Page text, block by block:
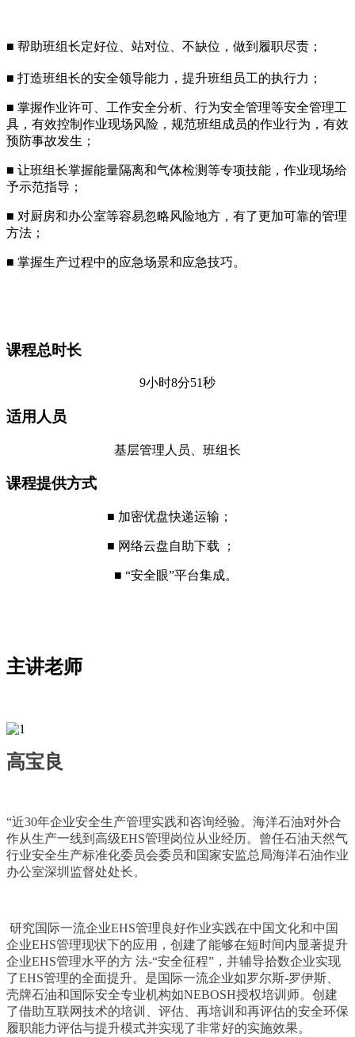
■ 帮助班组长定好位、站对位、不缺位，做到履职尽责；
■ 打造班组长的安全领导能力，提升班组员工的执行力；
■ 掌握作业许可、工作安全分析、行为安全管理等安全管理工
具，有效控制作业现场风险，规范班组成员的作业行为，有效
预防事故发生；
■ 让班组长掌握能量隔离和气体检测等专项技能，作业现场给
予示范指导；
■ 对厨房和办公室等容易忽略风险地方，有了更加可靠的管理
方法；
■ 掌握生产过程中的应急场景和应急技巧。
课程总时长
9小时8分51秒
适用人员
基层管理人员、班组长
课程提供方式
■ 加密优盘快递运输；
■ 网络云盘自助下载 ；
■ “安全眼”平台集成。
主讲老师
高宝良
“近30年企业安全生产管理实践和咨询经验。海洋石油对外合
作从生产一线到高级EHS管理岗位从业经历。曾任石油天然气
行业安全生产标准化委员会委员和国家安监总局海洋石油作业
办公室深圳监督处处长。
研究国际一流企业EHS管理良好作业实践在中国文化和中国
企业EHS管理现状下的应用，创建了能够在短时间内显著提升
企业EHS管理水平的方 法-“安全征程”，并辅导拾数企业实现
了EHS管理的全面提升。是国际一流企业如罗尔斯-罗伊斯、
壳牌石油和国际安全专业机构如NEBOSH授权培训师。创建
了借助互联网技术的培训、评估、再培训和再评估的安全环保
履职能力评估与提升模式并实现了非常好的实施效果。